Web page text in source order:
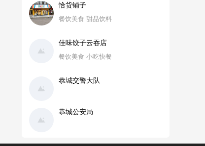
恰货铺子
餐饮美食 甜品饮料
佳味饺子云吞店
餐饮美食 小吃快餐
恭城交警大队
恭城公安局